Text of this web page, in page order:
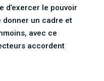
d’exercer le pouvoir
donner un cadre et
avec ce
accordent